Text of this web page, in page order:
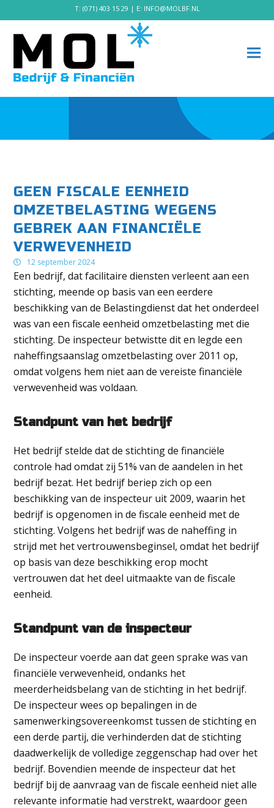
T: (071) 403 15 29 | E: INFO@MOLBF.NL
GEEN FISCALE EENHEID
OMZETBELASTING WEGENS
GEBREK AAN FINANCIËLE
VERWEVENHEID
12 september 2024
Een bedrijf, dat facilitaire diensten verleent aan een
stichting, meende op basis van een eerdere
beschikking van de Belastingdienst dat het onderdeel
was van een fiscale eenheid omzetbelasting met die
stichting. De inspecteur betwistte dit en legde een
naheffingsaanslag omzetbelasting over 2011 op,
omdat volgens hem niet aan de vereiste financiële
verwevenheid was voldaan.
Standpunt van het bedrijf
Het bedrijf stelde dat de stichting de financiële
controle had omdat zij 51% van de aandelen in het
bedrijf bezat. Het bedrijf beriep zich op een
beschikking van de inspecteur uit 2009, waarin het
bedrijf is opgenomen in de fiscale eenheid met de
stichting. Volgens het bedrijf was de naheffing in
strijd met het vertrouwensbeginsel, omdat het bedrijf
op basis van deze beschikking erop mocht
vertrouwen dat het deel uitmaakte van de fiscale
eenheid.
Standpunt van de inspecteur
De inspecteur voerde aan dat geen sprake was van
financiële verwevenheid, ondanks het
meerderheidsbelang van de stichting in het bedrijf.
De inspecteur wees op bepalingen in de
samenwerkingsovereenkomst tussen de stichting en
een derde partij, die verhinderden dat de stichting
daadwerkelijk de volledige zeggenschap had over het
bedrijf. Bovendien meende de inspecteur dat het
bedrijf bij de aanvraag van de fiscale eenheid niet alle
relevante informatie had verstrekt, waardoor geen